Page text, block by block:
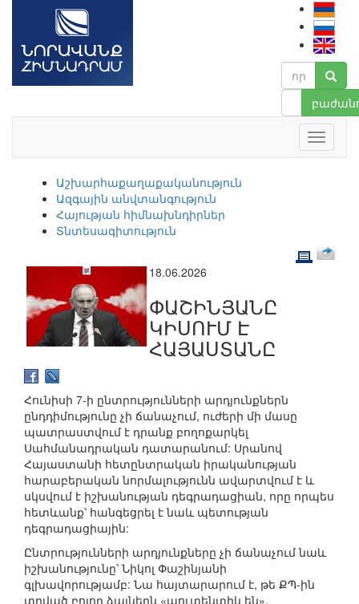
Աշխարհաքաղաքականություն
Ազգային անվտանգություն
Հայության հիմնախնդիրներ
Տնտեսագիտություն
18.06.2026
ՓԱՇԻՆՅԱՆԸ
ԿԻՍՈՒՄ Է
ՀԱՅԱՍՏԱՆԸ
Հունիսի 7-ի ընտրությունների արդյունքներն
ընդդիմությունը չի ճանաչում, ուժերի մի մասը
պատրաստվում է դրանք բողոքարկել
Սահմանադրական դատարանում: Սրանով
Հայաստանի հետընտրական իրականության
հարաբերական նորմալությունն ավարտվում է և
սկսվում է իշխանության դեգրադացիան, որը որպես
հետևանք՝ հանգեցրել է նաև պետության
դեգրադացիային:
Ընտրությունների արդյունքները չի ճանաչում նաև
իշխանությունը՝ Նիկոլ Փաշինյանի
գլխավորությամբ: Նա հայտարարում է, թե ՔՊ-ին
տրված բոլոր ձայներն «աուտենտիկ են»,